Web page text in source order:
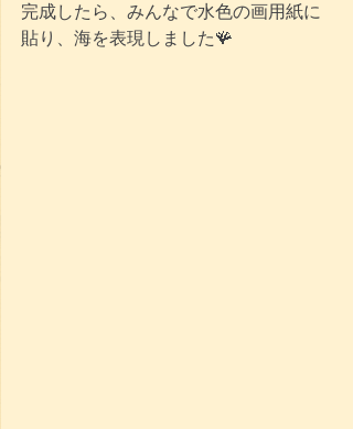
完成したら、みんなで水色の画用紙に
貼り、海を表現しました🪸